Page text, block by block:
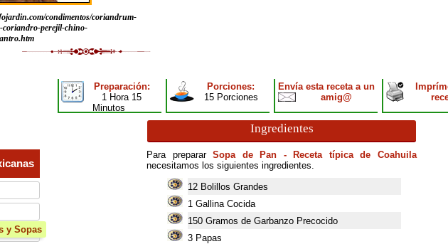
condimentos/coriandrum-
coriandro-perejil-chino-
Preparación:
1 Hora 15
Minutos
Porciones:
15 Porciones
Envía esta receta a un
amig@
Ingredientes
Para prepararSopa de Pan - Receta típica de Coahuila
necesitamos los siguientes ingredientes.
12 Bolillos Grandes
1 Gallina Cocida
150 Gramos de Garbanzo Precocido
3 Papas
y Sopas